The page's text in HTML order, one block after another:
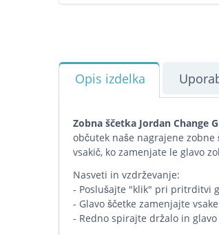
Opis izdelka
Zobna ščetka Jordan Change
občutek naše nagrajene
vsakič, ko zamenjate le glavo
Nasveti in vzdrževanje:
- Poslušajte "klik" pri pritrditvi
- Glavo ščetke zamenjajte
- Redno spirajte držalo in glavo